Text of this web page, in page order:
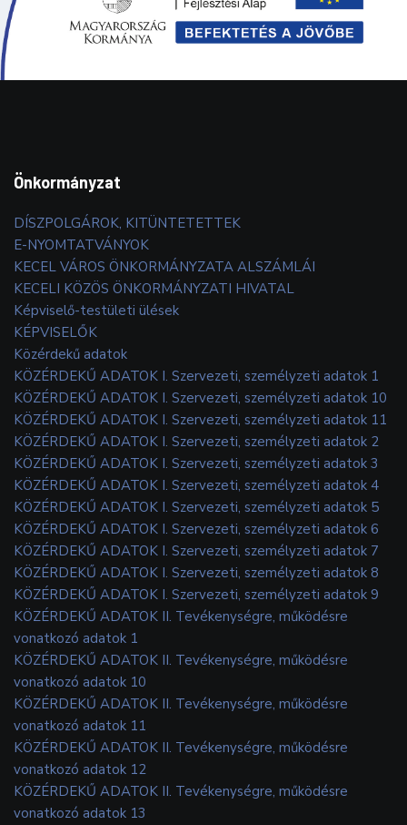
Önkormányzat
DÍSZPOLGÁROK, KITÜNTETETTEK
E-NYOMTATVÁNYOK
KECEL VÁROS ÖNKORMÁNYZATA ALSZÁMLÁI
KECELI KÖZÖS ÖNKORMÁNYZATI HIVATAL
Képviselő-testületi ülések
KÉPVISELŐK
Közérdekű adatok
KÖZÉRDEKŰ ADATOK I. Szervezeti, személyzeti adatok 1
KÖZÉRDEKŰ ADATOK I. Szervezeti, személyzeti adatok 10
KÖZÉRDEKŰ ADATOK I. Szervezeti, személyzeti adatok 11
KÖZÉRDEKŰ ADATOK I. Szervezeti, személyzeti adatok 2
KÖZÉRDEKŰ ADATOK I. Szervezeti, személyzeti adatok 3
KÖZÉRDEKŰ ADATOK I. Szervezeti, személyzeti adatok 4
KÖZÉRDEKŰ ADATOK I. Szervezeti, személyzeti adatok 5
KÖZÉRDEKŰ ADATOK I. Szervezeti, személyzeti adatok 6
KÖZÉRDEKŰ ADATOK I. Szervezeti, személyzeti adatok 7
KÖZÉRDEKŰ ADATOK I. Szervezeti, személyzeti adatok 8
KÖZÉRDEKŰ ADATOK I. Szervezeti, személyzeti adatok 9
KÖZÉRDEKŰ ADATOK II. Tevékenységre, működésre
vonatkozó adatok 1
KÖZÉRDEKŰ ADATOK II. Tevékenységre, működésre
vonatkozó adatok 10
KÖZÉRDEKŰ ADATOK II. Tevékenységre, működésre
vonatkozó adatok 11
KÖZÉRDEKŰ ADATOK II. Tevékenységre, működésre
vonatkozó adatok 12
KÖZÉRDEKŰ ADATOK II. Tevékenységre, működésre
vonatkozó adatok 13